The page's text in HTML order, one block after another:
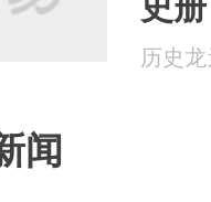
历史
闻